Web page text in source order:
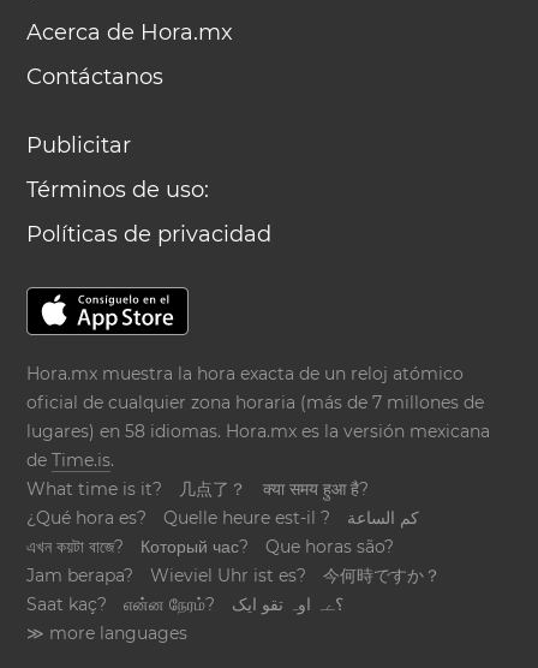
Acerca de Hora.mx
Contáctanos
Publicitar
Términos de uso:
Políticas de privacidad
Hora.mx muestra la hora exacta de un reloj atómico
oficial de cualquier zona horaria (más de 7 millones de
lugares) en 58 idiomas. Hora.mx es la versión mexicana
deTime.is.
What time is it?
几点了？
क्या समय हुआ है?
¿Qué hora es?
Quelle heure est-il ?
كم الساعة
এখন কয়টা বাজে?
Который час?
Que horas são?
Jam berapa?
Wieviel Uhr ist es?
今何時ですか？
Saat kaç?
என்ன நேரம்?
؟ےہ اوہ تقو ایک
≫ more languages